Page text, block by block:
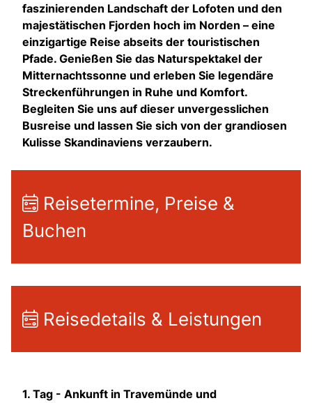
faszinierenden Landschaft der Lofoten und den
majestätischen Fjorden hoch im Norden – eine
einzigartige Reise abseits der touristischen
Pfade. Genießen Sie das Naturspektakel der
Mitternachtssonne und erleben Sie legendäre
Streckenführungen in Ruhe und Komfort.
Begleiten Sie uns auf dieser unvergesslichen
Busreise und lassen Sie sich von der grandiosen
Kulisse Skandinaviens verzaubern.
Reisetermine, Preise &
Buchen
Reisedetails & Leistungen
1. Tag - Ankunft in Travemünde und